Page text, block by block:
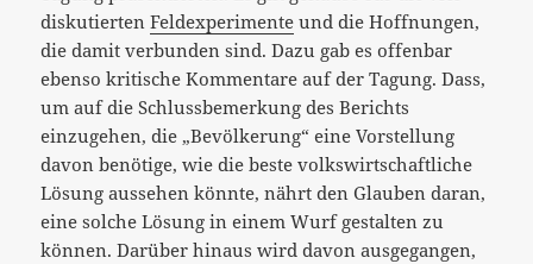
diskutiertenFeldexperimente und die Hoffnungen,
die damit verbunden sind. Dazu gab es offenbar
ebenso kritische Kommentare auf der Tagung. Dass,
um auf die Schlussbemerkung des Berichts
einzugehen, die „Bevölkerung“ eine Vorstellung
davon benötige, wie die beste volkswirtschaftliche
Lösung aussehen könnte, nährt den Glauben daran,
eine solche Lösung in einem Wurf gestalten zu
können. Darüber hinaus wird davon ausgegangen,